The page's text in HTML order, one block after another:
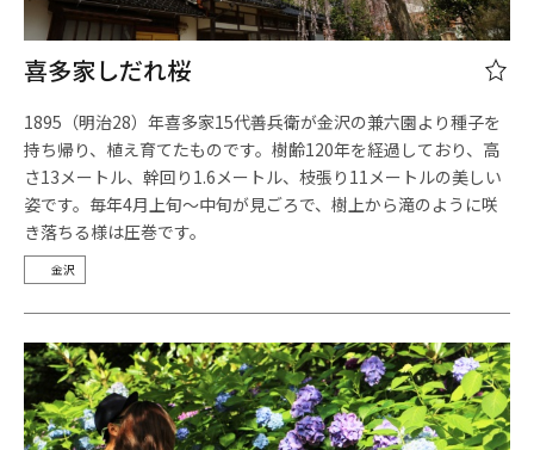
喜多家しだれ桜
1895（明治28）年喜多家15代善兵衛が金沢の兼六園より種子を
持ち帰り、植え育てたものです。樹齢120年を経過しており、高
さ13メートル、幹回り1.6メートル、枝張り11メートルの美しい
姿です。毎年4月上旬～中旬が見ごろで、樹上から滝のように咲
き落ちる様は圧巻です。
金沢